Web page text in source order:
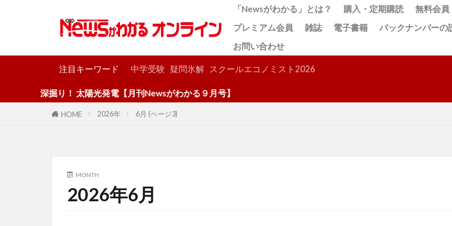
「Newsがわかる」とは？ 購入・定期購読
無料会員
プレミアム会員
雑誌 電子書籍
バックナンバーの
お問い合わせ
注目キーワード 中学受験 疑問氷解 スクールエコノミスト2026
掘り！ 太陽光発電【月刊Newsがわかる９月号】
HOME 2026年 6月 (ページ3)
MONTH
2026年6月
検索